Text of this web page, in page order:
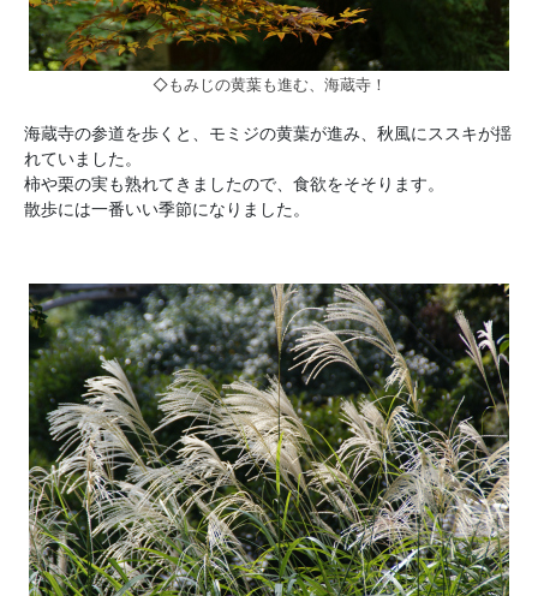
◇もみじの黄葉も進む、海蔵寺！
海蔵寺の参道を歩くと、モミジの黄葉が進み、秋風にススキが揺
れていました。
柿や栗の実も熟れてきましたので、食欲をそそります。
散歩には一番いい季節になりました。